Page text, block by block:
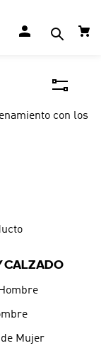
con los
CALZADO
Mujer